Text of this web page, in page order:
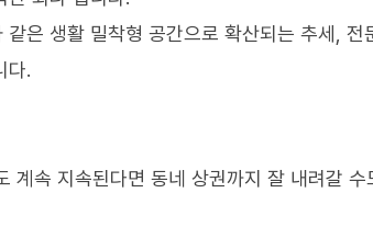
은 생활 밀착형 공간으로 확산되는 추세, 전
다.
계속 지속된다면 동네 상권까지 잘 내려갈 수